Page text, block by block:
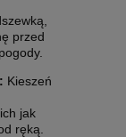
przed
Kieszeń
jak
ręką.